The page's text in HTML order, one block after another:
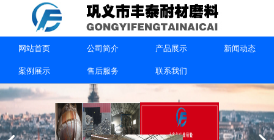
网站首页 公司简介 产品展示 新闻动态
案例展示 售后服务 联系我们
上一篇：河南氧化铝研磨球生产厂家的批发价格是多少？
下一篇： 陶瓷研磨球生产厂家告诉你用什么工艺增加陶瓷研
联系我们